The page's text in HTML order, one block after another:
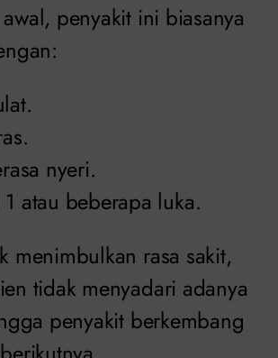
penyakit ini biasanya
nyeri.
atau beberapa luka.
menimbulkan rasa sakit,
tidak menyadari adanya
penyakit berkembang